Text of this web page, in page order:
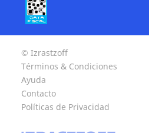
© Izrastzoff
Términos & Condiciones
Ayuda
Contacto
Políticas de Privacidad